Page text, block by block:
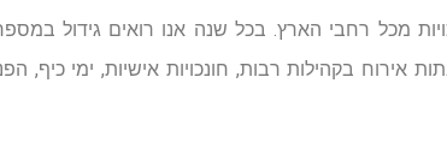
25 שנים לילדים בעלי נכויות מכל רחבי הארץ. בכל שנה אנו רואים
אירוח בקהילות רבות, חונכויות אישיות, ימי כיף,